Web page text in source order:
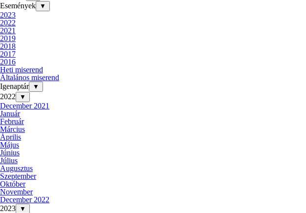
Események ▼
2023
2022
2021
2019
2018
2017
2016
Heti miserend
Általános miserend
Igenaptár
▼
2022 ▼
December 2021
Január
Február
Március
Április
Május
Június
Július
Augusztus
Szeptember
Október
November
December 2022
2023
▼